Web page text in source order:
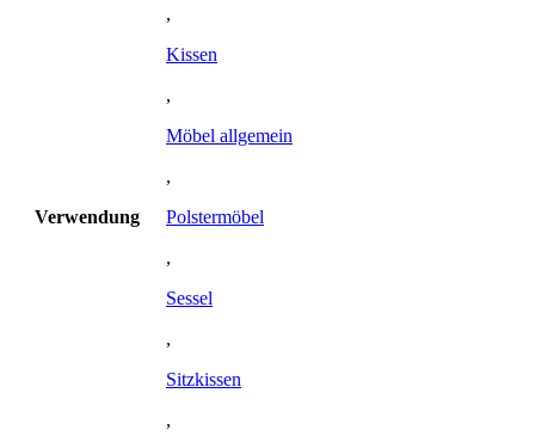
Verwendung
,
Kissen
,
Möbel allgemein
,
Polstermöbel
,
Sessel
,
Sitzkissen
,